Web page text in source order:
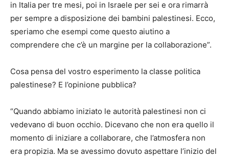
in Italia per tre mesi, poi in Israele per sei e ora rimarrà
per sempre a disposizione dei bambini palestinesi. Ecco,
speriamo che esempi come questo aiutino a
comprendere che c’è un margine per la collaborazione”.
Cosa pensa del vostro esperimento la classe politica
palestinese? E l’opinione pubblica?
“Quando abbiamo iniziato le autorità palestinesi non ci
vedevano di buon occhio. Dicevano che non era quello il
momento di iniziare a collaborare, che l’atmosfera non
era propizia. Ma se avessimo dovuto aspettare l’inizio del